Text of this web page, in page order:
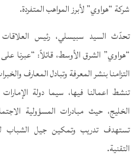
شركة “هواوي” لأبرز المواهب المتفردة.
تحدّث السيد سبيسلي، رئيس العلاقات
“هواوي” الشرق الأوسط، قائلاً: “عبرنا
التزامنا بنشر المعرفة وتبادل المعارف
تنشط اعمالنا فيها، سيما دولة
الخليج، حيث مبادرات المسؤولية
تستهدف تدريب وتمكين جيل الشباب
التقنية.